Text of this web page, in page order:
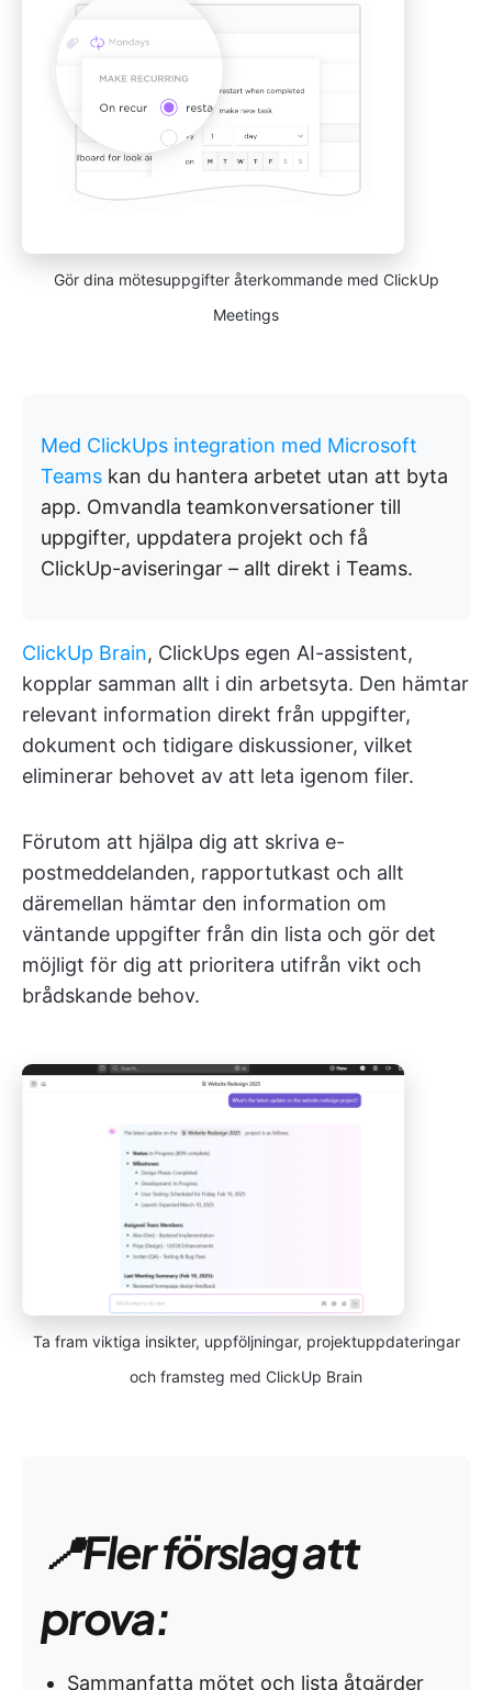
Gör dina mötesuppgifter återkommande med ClickUp
Meetings
Med ClickUps integration med Microsoft
Teams kan du hantera arbetet utan att byta
app. Omvandla teamkonversationer till
uppgifter, uppdatera projekt och få
ClickUp-aviseringar – allt direkt i Teams.
ClickUp Brain, ClickUps egen AI-assistent,
kopplar samman allt i din arbetsyta. Den hämtar
relevant information direkt från uppgifter,
dokument och tidigare diskussioner, vilket
eliminerar behovet av att leta igenom filer.
Förutom att hjälpa dig att skriva e-
postmeddelanden, rapportutkast och allt
däremellan hämtar den information om
väntande uppgifter från din lista och gör det
möjligt för dig att prioritera utifrån vikt och
brådskande behov.
Ta fram viktiga insikter, uppföljningar, projektuppdateringar
och framsteg med ClickUp Brain
📍Fler förslag att
prova:
Sammanfatta mötet och lista åtgärder